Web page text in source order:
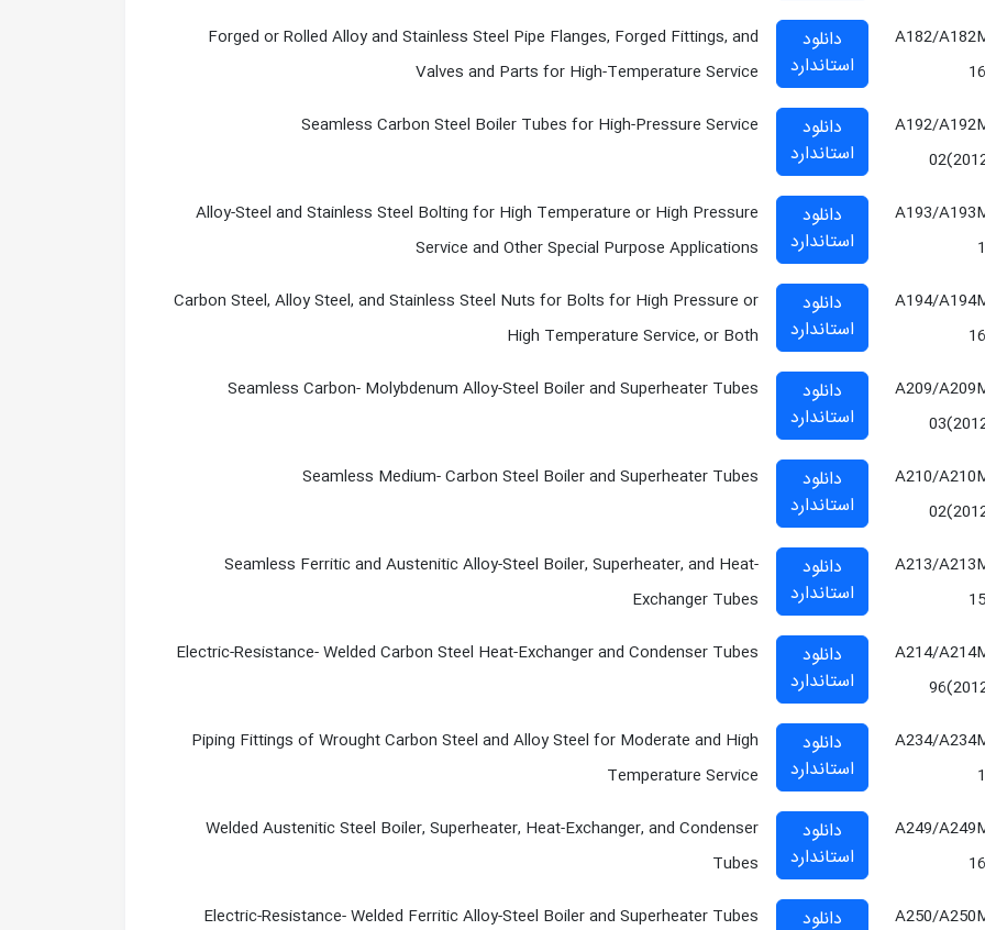
A182/
دانلود
استاندارد
Forged or Rolled Alloy and Stainless Steel Pipe Flanges, Forged Fittings, and
Valves and Parts for High-Temperature Service
A192/
دانلود
استاندارد
Seamless Carbon Steel Boiler Tubes for High-Pressure Service
A193/
دانلود
استاندارد
Alloy-Steel and Stainless Steel Bolting for High Temperature or High Pressure
Service and Other Special Purpose Applications
A194/
دانلود
استاندارد
Carbon Steel, Alloy Steel, and Stainless Steel Nuts for Bolts for High Pressure or
High Temperature Service, or Both
A209/
دانلود
استاندارد
Seamless Carbon- Molybdenum Alloy-Steel Boiler and Superheater Tubes
A210/
دانلود
استاندارد
Seamless Medium- Carbon Steel Boiler and Superheater Tubes
A213/
دانلود
استاندارد
Seamless Ferritic and Austenitic Alloy-Steel Boiler, Superheater, and Heat-
Exchanger Tubes
A214/
دانلود
استاندارد
Electric-Resistance- Welded Carbon Steel Heat-Exchanger and Condenser Tubes
A234/
دانلود
استاندارد
Piping Fittings of Wrought Carbon Steel and Alloy Steel for Moderate and High
Temperature Service
A249/
دانلود
استاندارد
Welded Austenitic Steel Boiler, Superheater, Heat-Exchanger, and Condenser
Tubes
A250/
دانلود Electric-Resistance- Welded Ferritic Alloy-Steel Boiler and Superheater Tubes